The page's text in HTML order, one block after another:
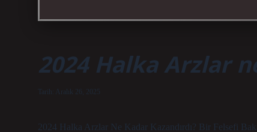
2024 Halka Arzlar
Tarih: Aralık 26, 2025
2024 Halka Arzlar Ne Kadar Kazandırdı? Bir Felsefi